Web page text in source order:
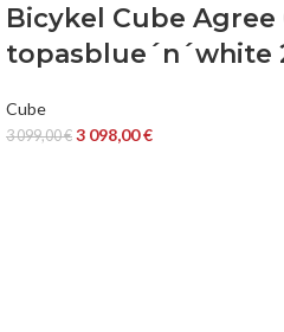
Bicykel Cube Agree
topasblue´n´white
Cube
3 099,00€ 3 098,00€